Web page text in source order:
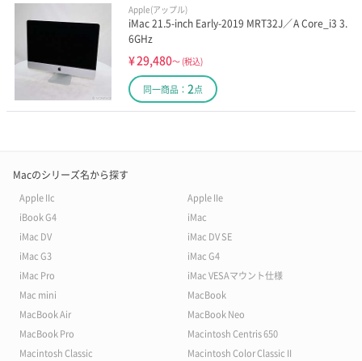
Apple(アップル)
iMac 21.5-inch Early-2019 MRT32J／A Core_i3 3.
6GHz
¥29,480～ (税込)
同一商品： 2点
Macのシリーズ名から探す
Apple IIc
Apple IIe
iBook G4
iMac
iMac DV
iMac DV SE
iMac G3
iMac G4
iMac Pro
iMac VESAマウント仕様
Mac mini
MacBook
MacBook Air
MacBook Neo
MacBook Pro
Macintosh Centris 650
Macintosh Classic
Macintosh Color Classic II